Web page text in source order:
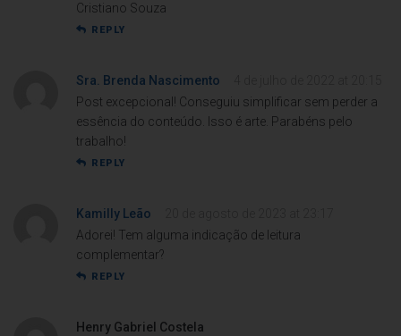
Cristiano Souza
REPLY
Sra. Brenda Nascimento
Post excepcional! Conseguiu simplificar sem perder a
essência do conteúdo. Isso é arte. Parabéns pelo
trabalho!
REPLY
Kamilly Leão
Adorei! Tem alguma indicação de leitura
complementar?
REPLY
Henry Gabriel Costela